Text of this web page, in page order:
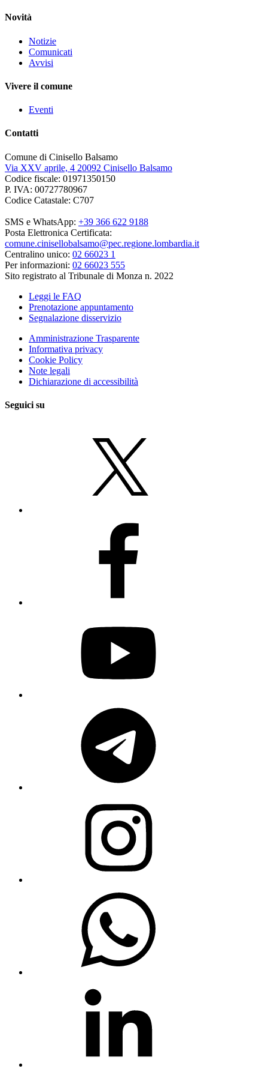
Novità
Notizie
Comunicati
Avvisi
Vivere il comune
Eventi
Contatti
Comune di Cinisello Balsamo
Via XXV aprile, 4 20092 Cinisello Balsamo
Codice fiscale: 01971350150
P. IVA: 00727780967
Codice Catastale: C707
SMS e WhatsApp: +39 366 622 9188
Posta Elettronica Certificata:
comune.cinisellobalsamo@pec.regione.lombardia.it
Centralino unico: 02 66023 1
Per informazioni: 02 66023 555
Sito registrato al Tribunale di Monza n. 2022
Leggi le FAQ
Prenotazione appuntamento
Segnalazione disservizio
Amministrazione Trasparente
Informativa privacy
Cookie Policy
Note legali
Dichiarazione di accessibilità
Seguici su